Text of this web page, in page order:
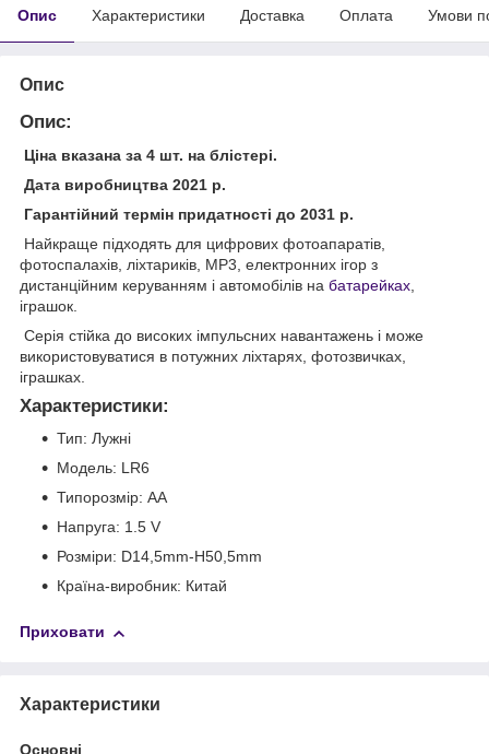
Опис Характеристики Доставка Оплата Умови
Опис
Опис:
Ціна вказана за 4 шт. на блістері.
Дата виробництва 2021 р.
Гарантійний термін придатності до 2031 р.
Найкраще підходять для цифрових фотоапаратів,
фотоспалахів, ліхтариків, MP3, електронних ігор з
дистанційним керуванням і автомобілів на батарейках
іграшок.
Серія стійка до високих імпульсних навантажень і може
використовуватися в потужних ліхтарях, фотозвичках,
іграшках.
Характеристики:
Тип: Лужні
Модель: LR6
Типорозмір: AA
Напруга: 1.5 V
Розміри: D14,5mm-H50,5mm
Країна-виробник: Китай
Приховати
Характеристики
Основні